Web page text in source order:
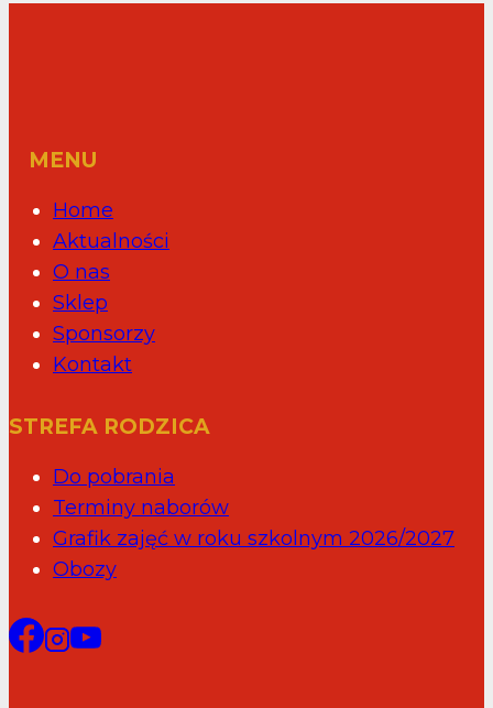
MENU
Home
Aktualności
O nas
Sklep
Sponsorzy
Kontakt
STREFA RODZICA
Do pobrania
Terminy naborów
Grafik zajęć w roku szkolnym 2026/2027
Obozy